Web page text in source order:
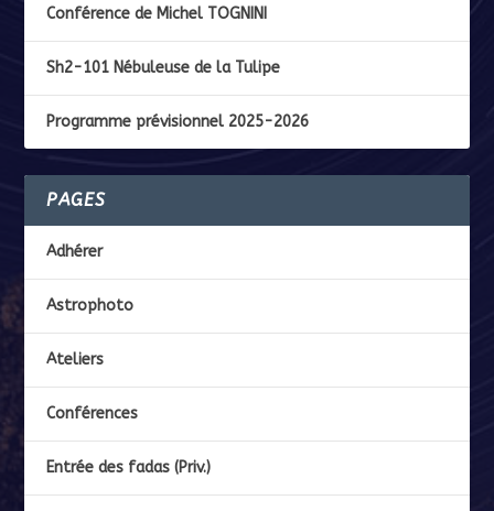
Conférence de Michel TOGNINI
Sh2-101 Nébuleuse de la Tulipe
Programme prévisionnel 2025-2026
PAGES
Adhérer
Astrophoto
Ateliers
Conférences
Entrée des fadas (Priv.)